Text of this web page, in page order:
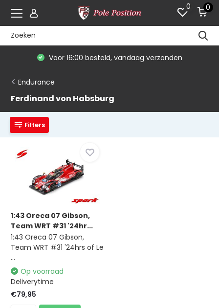
0 0
Voor 16:00 besteld, vandaag verzonden
Endurance
Ferdinand von Habsburg
Filters
1:43 Oreca 07 Gibson,
Team WRT #31 '24hr...
1:43 Oreca 07 Gibson,
Team WRT #31 '24hrs of Le
...
Op voorraad
Deliverytime
€79,95